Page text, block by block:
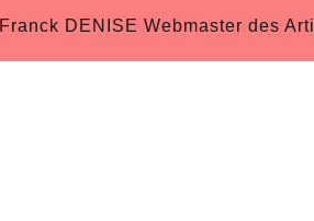
Franck DENISE Webmaster des